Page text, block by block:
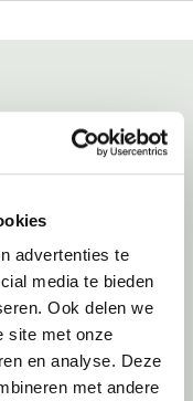
advertenties te
media te bieden
Ook delen we
site met onze
en analyse. Deze
met andere
én expert op het gebied
onze klanten te
dat doen we niet alleen
circulaire karakter
werkomgevingen een
ook door keer op